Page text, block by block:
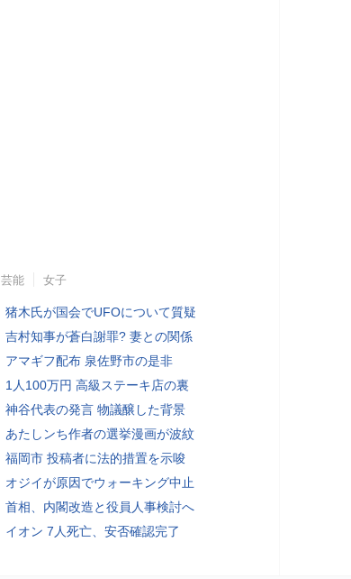
芸能 女子
猪木氏が国会でUFOについて質疑
吉村知事が蒼白謝罪? 妻との関係
アマギフ配布 泉佐野市の是非
1人100万円 高級ステーキ店の裏
神谷代表の発言 物議醸した背景
あたしンち作者の選挙漫画が波紋
福岡市 投稿者に法的措置を示唆
オジイが原因でウォーキング中止
首相、内閣改造と役員人事検討へ
イオン 7人死亡、安否確認完了